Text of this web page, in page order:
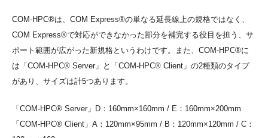
COM-HPC®は、COM Express®の単なる延長線上の規格ではなく、
COM Express®で対応ができなかった部分を補完する役目を担う、サ
ポート範囲が広がった新規格というわけです。また、COM-HPC®に
は「COM-HPC® Server」と「COM-HPC® Client」の2種類のタイプ
があり、サイズは計5つあります。
「COM-HPC® Server」D：160mm×160mm / E：160mm×200mm
「COM-HPC® Client」A：120mm×95mm / B：120mm×120mm / C：